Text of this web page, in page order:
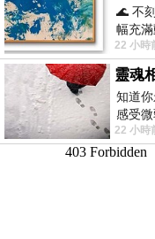
🌊 不
幅充
藍色顏
22 小時
靈魂
知道
感受
此刻忍
22 小時